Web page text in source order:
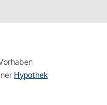
Hypothek